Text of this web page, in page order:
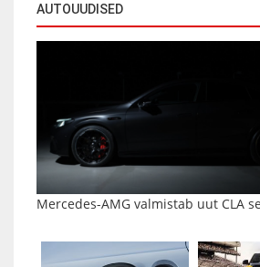
AUTOUUDISED
Mercedes-AMG valmistab uut CLA